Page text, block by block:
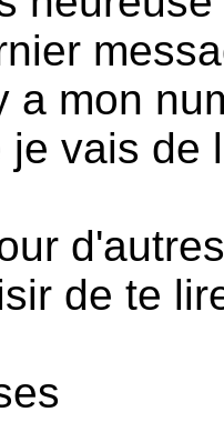
a mon
je vais de
de te